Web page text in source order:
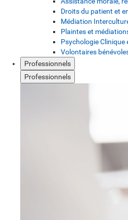
Droits du patient et
Médiation
Plaintes et
Psychologie Clinique
Volontaires
Professionnels
Professionnels